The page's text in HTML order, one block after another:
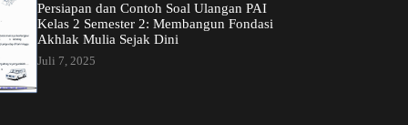
Persiapan dan Contoh Soal Ulangan PAI
Kelas 2 Semester 2: Membangun Fondasi
Akhlak Mulia Sejak Dini
Juli 7, 2025